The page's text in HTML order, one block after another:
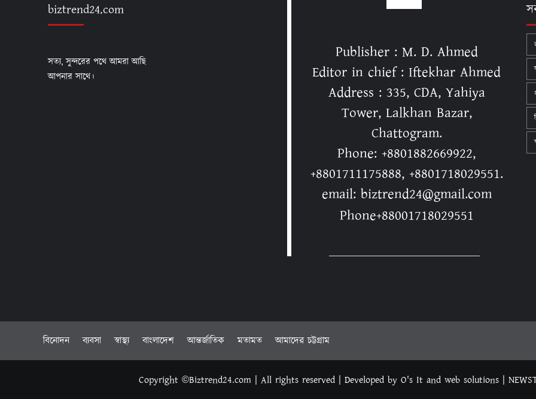
biztrend24.com
সত্য, সুন্দরের পথে আমরা আছি
আপনার সাথে।
Publisher : M. D. Ahmed
Editor in chief : Iftekhar Ahmed
Address : 335, CDA, Yahiya
Tower, Lalkhan Bazar,
Chattogram.
Phone: +8801882669922,
+8801711175888, +8801718029551.
email: biztrend24@gmail.com
Phone+88001718029551
বিনোদন ব্যবসা স্বাস্থ্য বাংলাদেশ আন্তর্জাতিক মতামত আমাদের চট্টগ্রাম
Copyright ©Biztrend24.com | All rights reserved | Developed by O's It and web solutions |